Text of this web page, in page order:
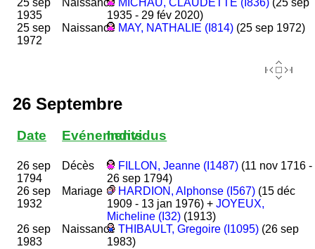
25 sep
1935
Naissance MICHAU, CLAUDETTE (I836) (25 sep
1935 - 29 fév 2020)
25 sep
1972
Naissance MAY, NATHALIE (I814) (25 sep 1972)
26 Septembre
Date Evénements
Individus
26 sep
1794
Décès FILLON, Jeanne (I1487) (11 nov 1716 -
26 sep 1794)
26 sep
1932
Mariage HARDION, Alphonse (I567) (15 déc
1909 - 13 jan 1976) +JOYEUX,
Micheline (I32) (1913)
26 sep
1983
Naissance THIBAULT, Gregoire (I1095) (26 sep
1983)